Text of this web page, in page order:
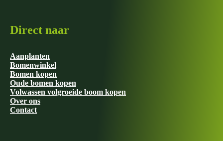
Direct naar
Aanplanten
Bomenwinkel
Bomen kopen
Oude bomen kopen
Volwassen volgroeide boom kopen
Over ons
Contact